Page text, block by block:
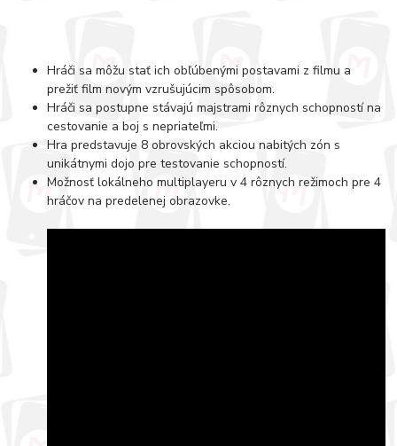
Hráči sa môžu stať ich obľúbenými postavami z filmu a
prežiť film novým vzrušujúcim spôsobom.
Hráči sa postupne stávajú majstrami rôznych schopností na
cestovanie a boj s nepriateľmi.
Hra predstavuje 8 obrovských akciou nabitých zón s
unikátnymi dojo pre testovanie schopností.
Možnosť lokálneho multiplayeru v 4 rôznych režimoch pre 4
hráčov na predelenej obrazovke.